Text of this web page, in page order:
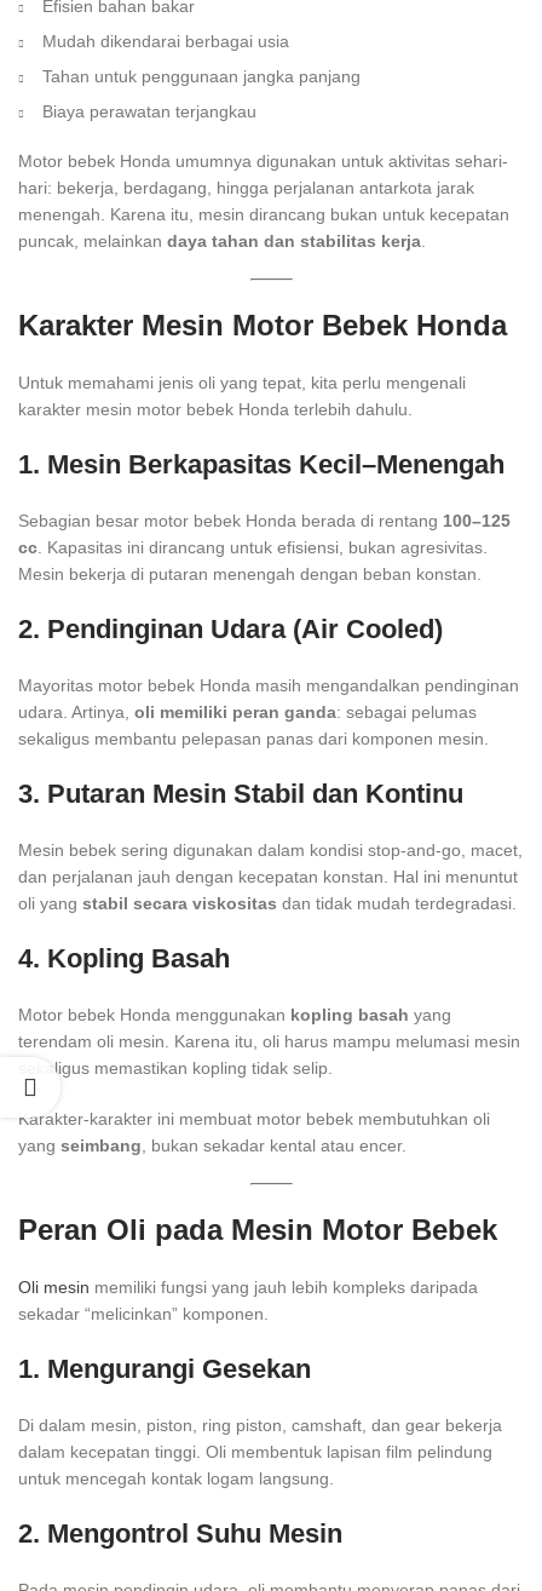
Efisien bahan bakar
Mudah dikendarai berbagai usia
Tahan untuk penggunaan jangka panjang
Biaya perawatan terjangkau
Motor bebek Honda umumnya digunakan untuk aktivitas sehari-
hari: bekerja, berdagang, hingga perjalanan antarkota jarak
menengah. Karena itu, mesin dirancang bukan untuk kecepatan
puncak, melainkan daya tahan dan stabilitas kerja
Karakter Mesin Motor Bebek Honda
Untuk memahami jenis oli yang tepat, kita perlu mengenali
karakter mesin motor bebek Honda terlebih dahulu.
1. Mesin Berkapasitas Kecil–Menengah
Sebagian besar motor bebek Honda berada di rentang 100–125
cc . Kapasitas ini dirancang untuk efisiensi, bukan agresivitas.
Mesin bekerja di putaran menengah dengan beban konstan.
2. Pendinginan Udara (Air Cooled)
Mayoritas motor bebek Honda masih mengandalkan pendinginan
udara. Artinya, oli memiliki peran ganda: sebagai pelumas
sekaligus membantu pelepasan panas dari komponen mesin.
3. Putaran Mesin Stabil dan Kontinu
Mesin bebek sering digunakan dalam kondisi stop-and-go, macet,
dan perjalanan jauh dengan kecepatan konstan. Hal ini menuntut
oli yang stabil secara viskositas dan tidak mudah terdegradasi.
4. Kopling Basah
Motor bebek Honda menggunakan kopling basah yang
terendam oli mesin. Karena itu, oli harus mampu melumasi mesin
sekaligus memastikan kopling tidak selip.
Karakter-karakter ini membuat motor bebek membutuhkan oli
yang seimbang , bukan sekadar kental atau encer.
Peran Oli pada Mesin Motor Bebek
Oli mesin memiliki fungsi yang jauh lebih kompleks daripada
sekadar “melicinkan” komponen.
1. Mengurangi Gesekan
Di dalam mesin, piston, ring piston, camshaft, dan gear bekerja
dalam kecepatan tinggi. Oli membentuk lapisan film pelindung
untuk mencegah kontak logam langsung.
2. Mengontrol Suhu Mesin